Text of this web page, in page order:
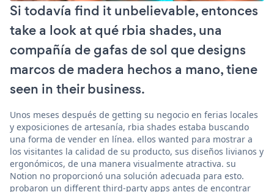
Si todavía find it unbelievable, entonces
take a look at qué rbia shades, una
compañía de gafas de sol que designs
marcos de madera hechos a mano, tiene
seen in their business.
Unos meses después de getting su negocio en ferias locales
y exposiciones de artesanía, rbia shades estaba buscando
una forma de vender en línea. ellos wanted para mostrar a
los visitantes la calidad de su producto, sus diseños livianos y
ergonómicos, de una manera visualmente atractiva. su
Notion no proporcionó una solución adecuada para esto.
probaron un different third-party apps antes de encontrar